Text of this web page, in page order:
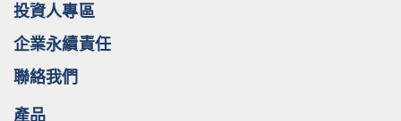
投資人專區
企業永續責任
聯絡我們
產品